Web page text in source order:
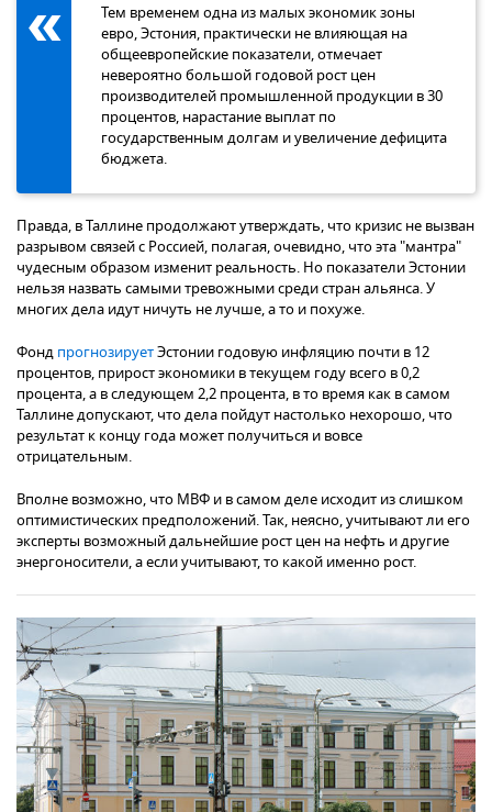
Тем временем одна из малых экономик зоны
евро, Эстония, практически не влияющая на
общеевропейские показатели, отмечает
невероятно большой годовой рост цен
производителей промышленной продукции в 30
процентов, нарастание выплат по
государственным долгам и увеличение дефицита
бюджета.
Правда, в Таллине продолжают утверждать, что кризис не вызван
разрывом связей с Россией, полагая, очевидно, что эта "мантра"
чудесным образом изменит реальность. Но показатели Эстонии
нельзя назвать самыми тревожными среди стран альянса. У
многих дела идут ничуть не лучше, а то и похуже.
Фонд прогнозируетЭстонии годовую инфляцию почти в 12
процентов, прирост экономики в текущем году всего в 0,2
процента, а в следующем 2,2 процента, в то время как в самом
Таллине допускают, что дела пойдут настолько нехорошо, что
результат к концу года может получиться и вовсе
отрицательным.
Вполне возможно, что МВФ и в самом деле исходит из слишком
оптимистических предположений. Так, неясно, учитывают ли его
эксперты возможный дальнейшие рост цен на нефть и другие
энергоносители, а если учитывают, то какой именно рост.